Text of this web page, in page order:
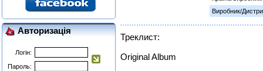
Авторизація
Логін:
Пароль:
Виробник/
Треклист:
Original Album